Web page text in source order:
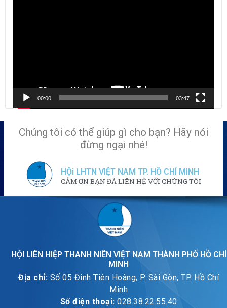
00:00 03:47
Chúng tôi có thể giúp gì cho bạn? Hãy nói
đừng ngại nhé!
HỘi LHTN VIỆT NAM TP. HỒ CHÍ MINH
CẢM ƠN BẠN ĐÃ LIÊN HỆ VỚI CHÚNG TÔI
HỘI LIÊN HIỆP THANH NIÊN VIỆT NAM THÀNH PHỐ HỒ CHÍ
MINH
Địa chỉ: Số 05 Đinh Tiên Hoàng, P. Sài Gòn, TP. Hồ Chí
Minh
Số điện thoại: 028.38.22.55.40